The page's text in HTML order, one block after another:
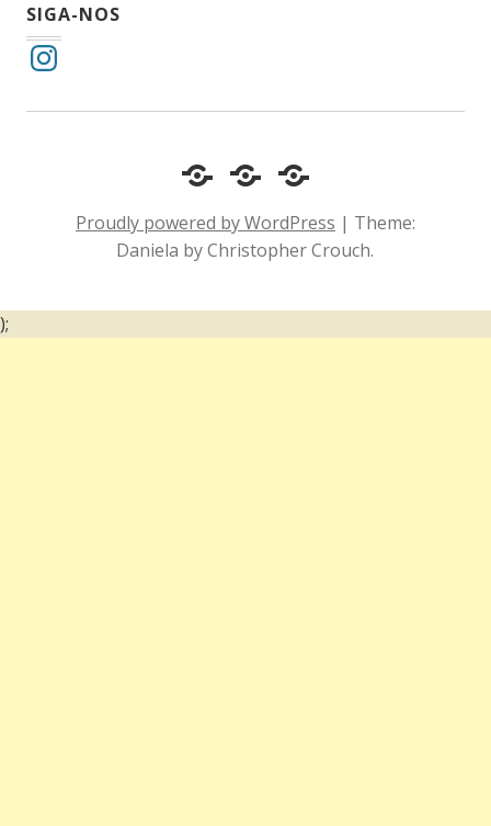
SIGA-NOS
Instagram
Cotidiano
Comportamento
Inclusão
e
Acessibilidade
Diário
um
surdo
Proudly powered by WordPress | Theme:
Daniela by Christopher Crouch.
);